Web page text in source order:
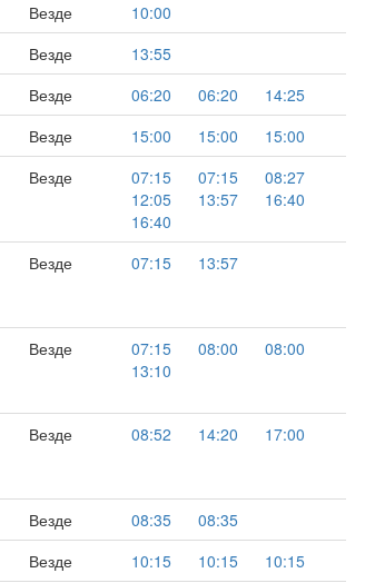
Везде
10:00
Везде
13:55
Везде 06:20 06:20
14:25
Везде 15:00 15:00
15:00
Везде 07:15 07:15
08:27
12:05
13:57
16:40
16:40
Везде 07:15 13:57
Везде 07:15 08:00
08:00
13:10
Везде 08:52 14:20 17:00
Везде 08:35
08:35
Везде 10:15 10:15
10:15